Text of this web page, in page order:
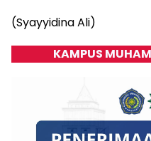
(Syayyidina Ali)
KAMPUS